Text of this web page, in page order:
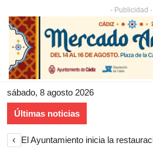
- Publicidad -
sábado, 8 agosto 2026
Últimas noticias
‹